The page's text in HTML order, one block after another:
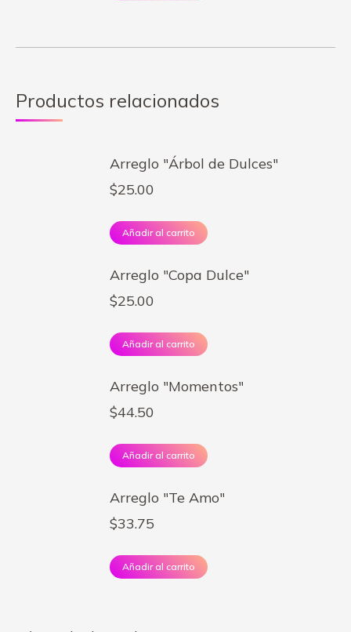
Productos relacionados
Arreglo "Árbol de Dulces"
$25.00
Añadir al carrito
Arreglo "Copa Dulce"
$25.00
Añadir al carrito
Arreglo "Momentos"
$44.50
Añadir al carrito
Arreglo "Te Amo"
$33.75
Añadir al carrito